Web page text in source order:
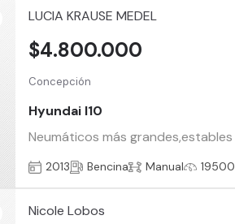
LUCIA KRAUSE MEDEL
Concepción
Hyundai I10
Neumáticos más
$4.800.000
2013 Bencina Manual
Nicole Lobos